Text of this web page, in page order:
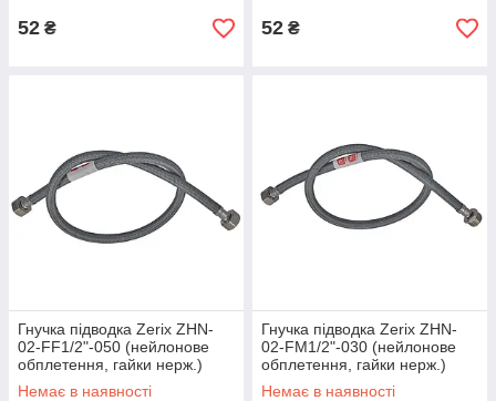
52 ₴ 52 ₴
Гнучка підводка Zerix ZHN-
02-FF1/2"-050 (нейлонове
обплетення, гайки нерж.)
(ZX5139)
Немає в наявності
Гнучка підводка Zerix ZHN-
02-FM1/2"-030 (нейлонове
обплетення, гайки нерж.)
(ZX5146)
Немає в наявності